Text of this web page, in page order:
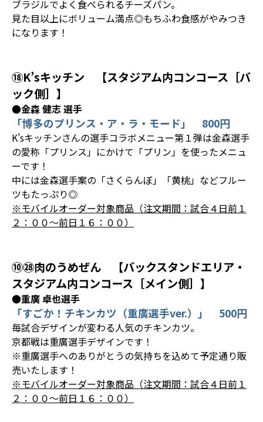
ブラジルでよく食べられるチーズパン。
見た目以上にボリューム満点◎もちふわ食感がやみつき
になります！
⑱K’sキッチン 【スタジアム内コンコース［バ
ック側］】
●金森 健志 選手
「博多のプリンス・ア・ラ・モード」 800円
K’sキッチンさんの選手コラボメニュー第１弾は金森選手
の愛称「プリンス」にかけて「プリン」を使ったメニュ
ーです！
中には金森選手案の「さくらんぼ」「黄桃」などフルー
ツもたっぷり◎
※モバイルオーダー対象商品（注文期間：試合４日前１
２：００～前日１６：００）
⑩㉘肉のうめぜん 【バックスタンドエリア・
スタジアム内コンコース［メイン側］】
●重廣 卓也選手
「すごか！チキンカツ（重廣選手ver.）」 500円
毎試合デザインが変わる人気のチキンカツ。
京都戦は重廣選手デザインです！
※重廣選手へのありがとうの気持ちを込めて予定通り販
売いたします！
※モバイルオーダー対象商品（注文期間：試合４日前１
２：００～前日１６：００）